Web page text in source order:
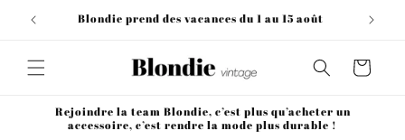
passer
Blondie prend des vacances du 1 au 15 août
Panier
Rejoindre la team Blondie, c’est plus qu’acheter un
accessoire, c’est rendre la mode plus durable !